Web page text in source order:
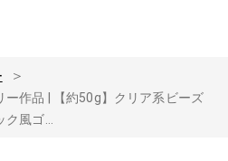
＞
ー作品 | 【約50g】クリア系ビーズ
ク風ゴ...